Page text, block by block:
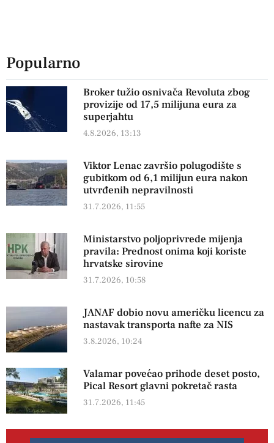
Popularno
Broker tužio osnivača Revoluta zbog
provizije od 17,5 milijuna eura za
superjahtu
4.8.2026, 13:13
Viktor Lenac završio polugodište s
gubitkom od 6,1 milijun eura nakon
utvrđenih nepravilnosti
31.7.2026, 11:55
Ministarstvo poljoprivrede mijenja
pravila: Prednost onima koji koriste
hrvatske sirovine
31.7.2026, 10:58
JANAF dobio novu američku licencu za
nastavak transporta nafte za NIS
3.8.2026, 10:24
Valamar povećao prihode deset posto,
Pical Resort glavni pokretač rasta
31.7.2026, 11:45